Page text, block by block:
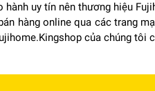
uy tín nên thương hiệu
hàng online qua các trang
của chúng tôi